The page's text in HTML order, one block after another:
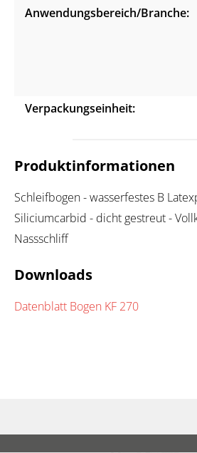
Anwendungsbereich/Branche:
Verpackungseinheit:
Produktinformationen
Schleifbogen - wasserfestes B
Siliciumcarbid - dicht gestreut -
Nassschliff
Downloads
Datenblatt Bogen KF 270